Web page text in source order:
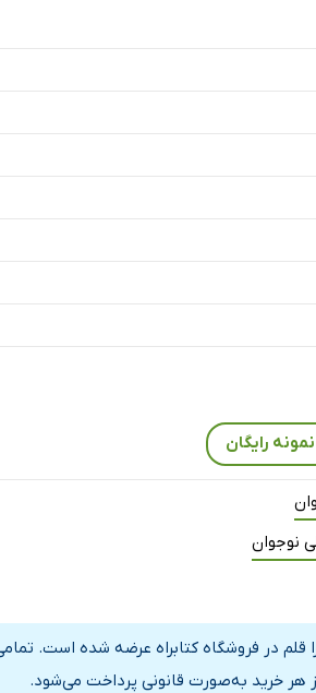
رایگان
نوجوان
قلم در فروشگاه کتابراه عرضه شده است.
هر خرید به‌صورت قانونی پرداخت می‌شود.